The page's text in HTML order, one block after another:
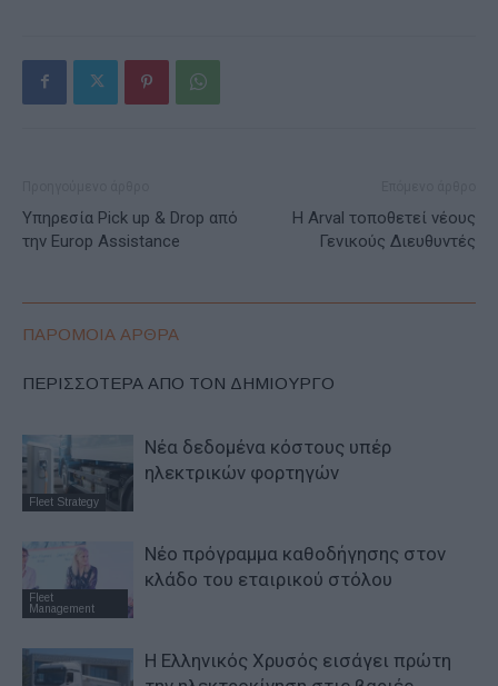
Υπηρεσία Pick up & Drop από
την Europ Assistance
Η Arval τοποθετεί νέους
Γενικούς Διευθυντές
ΠΑΡΟΜΟΙΑ ΑΡΘΡΑ
ΠΕΡΙΣΣΟΤΕΡΑ ΑΠΟ ΤΟΝ ΔΗΜΙΟΥΡΓΟ
Fleet Strategy
Νέα δεδομένα κόστους υπέρ
ηλεκτρικών φορτηγών
Fleet
Management
Νέο πρόγραμμα καθοδήγησης στον
κλάδο του εταιρικού στόλου
Η Ελληνικός Χρυσός εισάγει πρώτη